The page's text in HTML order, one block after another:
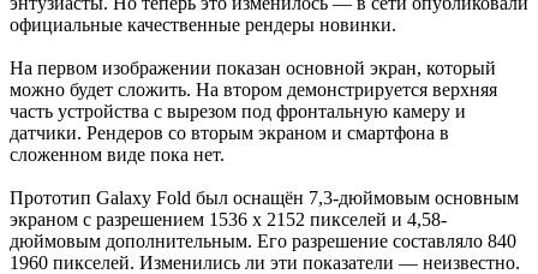
официальные качественные рендеры новинки.
На первом изображении показан основной экран, который
можно будет сложить. На втором демонстрируется верхняя
часть устройства с вырезом под фронтальную камеру и
датчики. Рендеров со вторым экраном и смартфона в
сложенном виде пока нет.
Прототип Galaxy Fold был оснащён 7,3-дюймовым основным
экраном с разрешением 1536 х 2152 пикселей и 4,58-
дюймовым дополнительным. Его разрешение составляло 840
1960 пикселей. Изменились ли эти показатели — неизвестно.